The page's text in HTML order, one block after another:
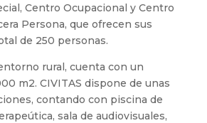
Centro Ocupacional y Centro
Persona, que ofrecen sus
de 250 personas.
rural, cuenta con un
m2. CIVITAS dispone de unas
contando con piscina de
sala de audiovisuales,